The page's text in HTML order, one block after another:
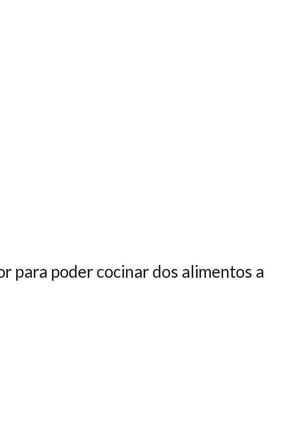
para poder cocinar dos alimentos a